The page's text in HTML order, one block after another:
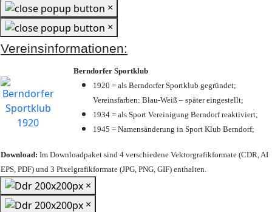
×
×
Vereinsinformationen:
Berndorfer Sportklub
1920 = als Berndorfer Sportklub gegründet;
Vereinsfarben: Blau-Weiß – später eingestellt;
1934 = als Sport Vereinigung Berndorf reaktiviert;
1945 = Namensänderung in Sport Klub Berndorf;
Download: Im Downloadpaket sind 4 verschiedene Vektorgrafikformate (CDR, AI
EPS, PDF) und 3 Pixelgrafikformate (JPG, PNG, GIF) enthalten.
×
×